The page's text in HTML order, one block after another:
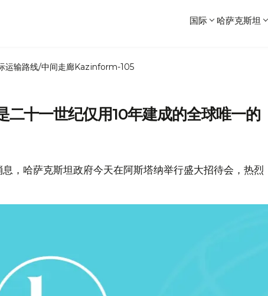
国际 哈萨克斯坦
运输路线/中间走廊Kazinform-105
二十一世纪仅用10年建成的全球唯一的
，哈萨克斯坦政府今天在阿斯塔纳举行盛大招待会，热烈